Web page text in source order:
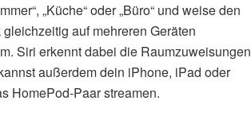
„Küche“ oder „Büro“ und weise den
auf mehreren Geräten
Siri erkennt dabei die Raumzuweisungen
außerdem dein iPhone, iPad oder
HomePod-Paar streamen.